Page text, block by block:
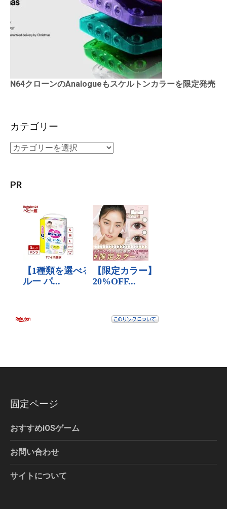
N64クローンのAnalogueもスケルトンカラーを限定発売
カテゴリー
PR
固定ページ
おすすめiOSゲーム
お問い合わせ
サイトについて